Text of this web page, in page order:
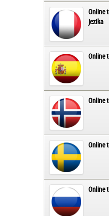
Online
jezika
Online
Online
Online
Online